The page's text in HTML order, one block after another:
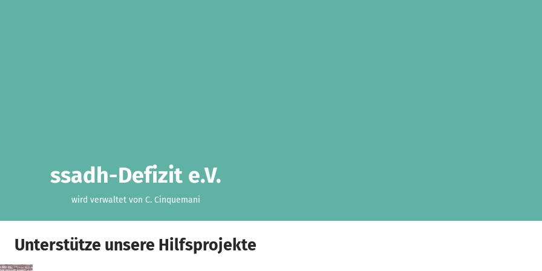
ssadh-Defizit e.V.
wird verwaltet von C. Cinquemani
Unterstütze unsere Hilfsprojekte